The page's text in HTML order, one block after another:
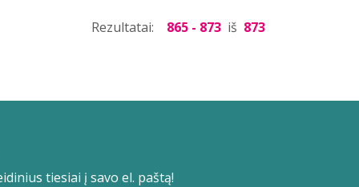
Rezultatai: 865 - 873 iš 873
tiesiai į savo el. paštą!